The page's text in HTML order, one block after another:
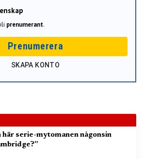
prenumerant.
Prenumerera
SKAPA KONTO
här serie-mytomanen någonsin